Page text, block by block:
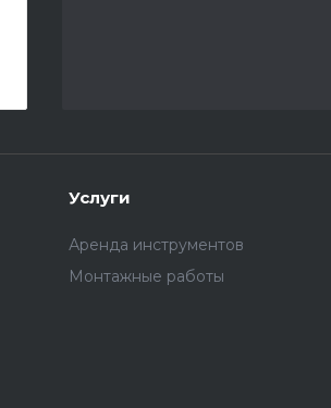
Услуги
Аренда инструментов
Монтажные работы